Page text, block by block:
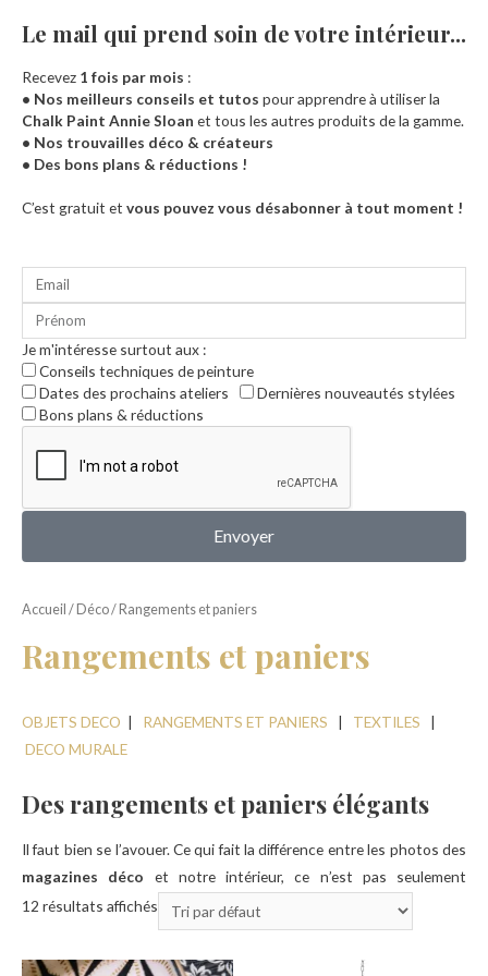
Accueil
Accueil / Déco/ Rangements et paniers
Rangements et paniers
OBJETS DECO | RANGEMENTS ET PANIERS | TEXTILES |
DECO MURALE
Des rangements et paniers élégants
Il faut bien se l’avouer. Ce qui fait la différence entre les photos des
magazines déco et notre intérieur, ce n’est pas seulement
l’originalité des meubles signés ou l’objet introuvable qui sublime
toute la pièce, ni le choix audacieux de la couleur des murs… C’est
aussi le fait que le concept même de rangement semble intégré,
12 résultats affichés
Le mail qui prend soin de votre intérieur...​
Recevez 1 fois par mois :
• Nos meilleurs conseils et tutos pour apprendre à utiliser la
Chalk Paint Annie Sloan et tous les autres produits de la gamme.
• Nos trouvailles déco & créateurs
• Des bons plans & réductions !
C’est gratuit et vous pouvez vous désabonner à tout moment !
Je m'intéresse surtout aux :
Conseils techniques de peinture
Dates des prochains ateliers
Dernières nouveautés stylées
Bons plans & réductions
Envoyer